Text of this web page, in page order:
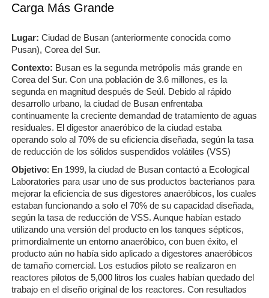
Carga Más Grande
Lugar: Ciudad de Busan (anteriormente conocida como
Pusan), Corea del Sur.
Contexto: Busan es la segunda metrópolis más grande en
Corea del Sur. Con una población de 3.6 millones, es la
segunda en magnitud después de Seúl. Debido al rápido
desarrollo urbano, la ciudad de Busan enfrentaba
continuamente la creciente demandad de tratamiento de aguas
residuales. El digestor anaeróbico de la ciudad estaba
operando solo al 70% de su eficiencia diseñada, según la tasa
de reducción de los sólidos suspendidos volátiles (VSS)
Objetivo: En 1999, la ciudad de Busan contactó a Ecological
Laboratories para usar uno de sus productos bacterianos para
mejorar la eficiencia de sus digestores anaeróbicos, los cuales
estaban funcionando a solo el 70% de su capacidad diseñada,
según la tasa de reducción de VSS. Aunque habían estado
utilizando una versión del producto en los tanques sépticos,
primordialmente un entorno anaeróbico, con buen éxito, el
producto aún no había sido aplicado a digestores anaeróbicos
de tamaño comercial. Los estudios piloto se realizaron en
reactores pilotos de 5,000 litros los cuales habían quedado del
trabajo en el diseño original de los reactores. Con resultados